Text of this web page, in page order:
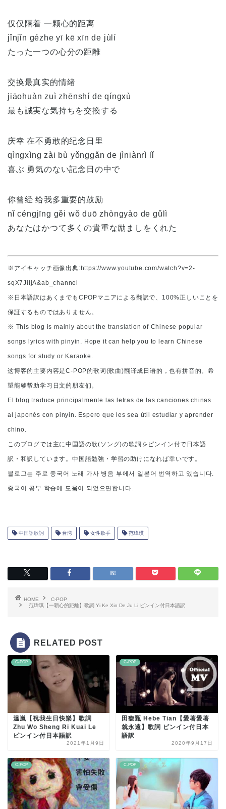
仅仅隔着 一颗心的距离
jǐnjǐn gézhe yī kē xīn de jùlí
たった一つの心分の距離
交换最真实的情绪
jiāohuàn zuì zhēnshí de qíngxù
最も誠実な気持ちを交換する
庆幸 在不勇敢的纪念日里
qìngxìng zài bù yǒnggǎn de jìniànrì lǐ
喜ぶ 勇気のない記念日の中で
你曾经 给我多重要的鼓励
nǐ céngjīng gěi wǒ duō zhòngyào de gǔlì
あなたはかつて多くの貴重な励ましをくれた
※アイキャッチ画像出典:https://www.youtube.com/watch?v=2-
sqX7JiIjA&ab_channel
※日本語訳はあくまでもCPOPマニアによる翻訳で、100%正しいことを
保証するものではありません。
※ This blog is mainly about the translation of Chinese popular
songs lyrics with pinyin. Hope it can help you to learn Chinese
songs for study or Karaoke.
这博客的主要内容是C-POP的歌词(歌曲)翻译成日语的，也有拼音的。希
望能够帮助学习日文的朋友们。
El blog traduce principalmente las letras de las canciones chinas
al japonés con pinyin. Espero que les sea útil estudiar y aprender
chino.
このブログでは主に中国語の歌(ソング)の歌詞をピンイン付で日本語
訳・和訳しています。中国語勉強・学習の助けになれば幸いです。
블로그는 주로 중국어 노래 가사 병음 부에서 일본어 번역하고 있습니다.
중국어 공부 학습에 도움이 되었으면합니다.
中国語歌詞 台湾 女性歌手 范瑋琪
HOME
C-POP
范瑋琪【一顆心的距離】歌詞 Yi Ke Xin De Ju Li ピンイン付日本語訳
RELATED POST
C-POP
溫嵐【祝我生日快樂】歌詞
Zhu Wo Sheng Ri Kuai Le
ピンイン付日本語訳
2021年1月9日
C-POP
田馥甄 Hebe Tian【愛著愛著
就永遠】歌詞 ピンイン付日本
語訳
2020年9月17日
C-POP C-POP